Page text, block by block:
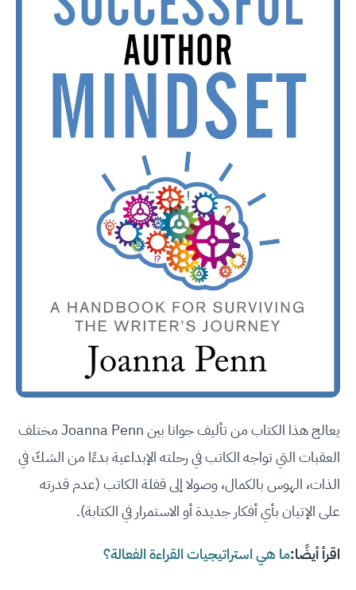
يعالج هذا الكتاب من تأليف جوانا بين Joanna Penn مختلف
العقبات التي تواجه الكاتب في رحلته الإبداعية بدءًا من الشكّ في
الذات، الهوس بالكمال، وصولا إلى قفلة الكاتب (عدم قدرته
على الإتيان بأي أفكار جديدة أو الاستمرار في الكتابة).
اقرأ أيضًا:ما هي استراتيجيات القراءة الفعالة؟